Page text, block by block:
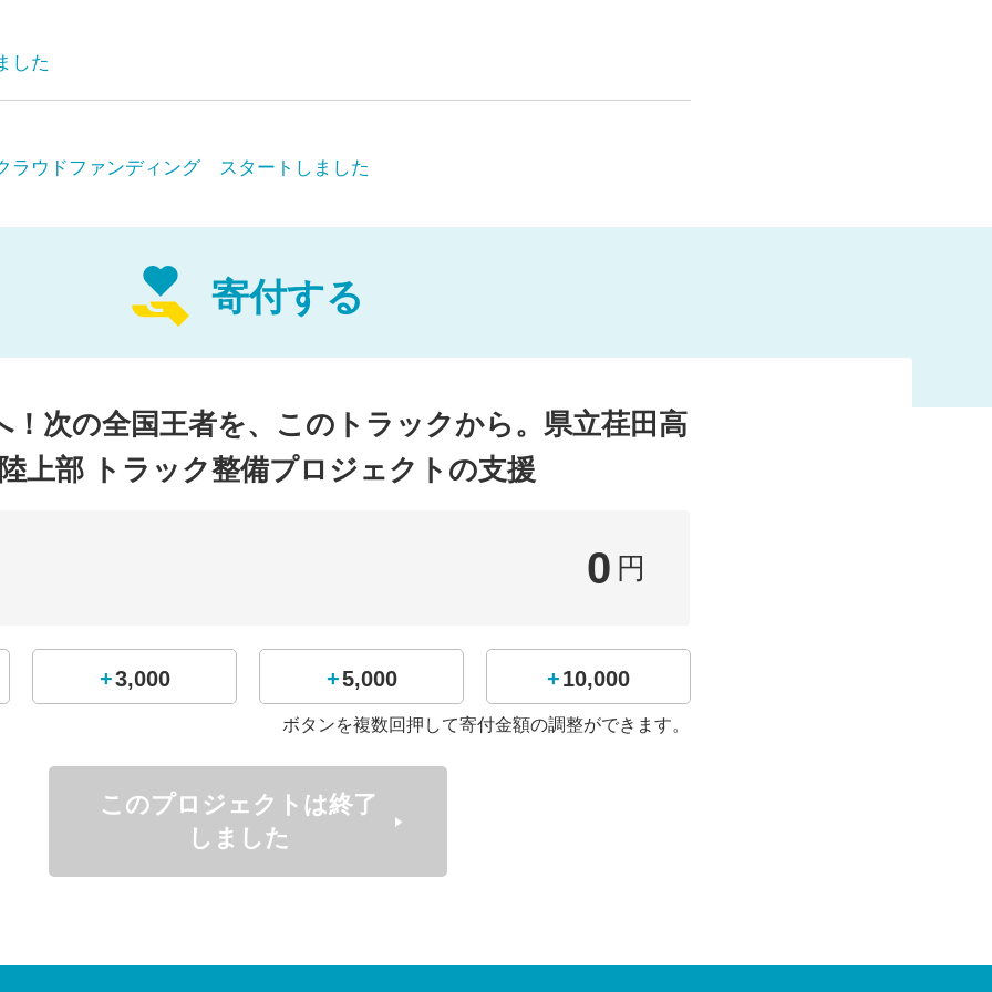
めに、トラックの整備
いご支援をよろしくお願いいたします。
よっしゃ！荏田高！！
校
は今年で創立47年。
て初の体育コースを設置（現在は普通科のみ）し、長年にわたり神奈川県のスポーツ
した
ウドファンディング スタートしました
寄付する
！次の全国王者を、このトラックから。県立荏田高
上部 トラック整備プロジェクトの支援
0 円
+3,000 +5,000 +10,000
ボタンを複数回押して寄付金額の調整ができます。
このプロジェクトは終了
しました